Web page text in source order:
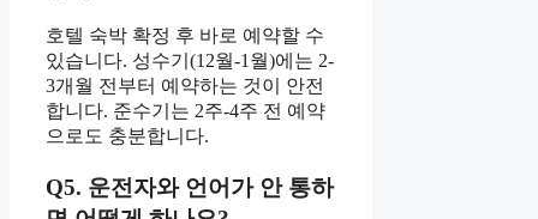
호텔 숙박 확정 후 바로 예약할 수
있습니다. 성수기(12월-1월)에는 2-
3개월 전부터 예약하는 것이 안전
합니다. 준수기는 2주-4주 전 예약
으로도 충분합니다.
Q5. 운전자와 언어가 안 통하